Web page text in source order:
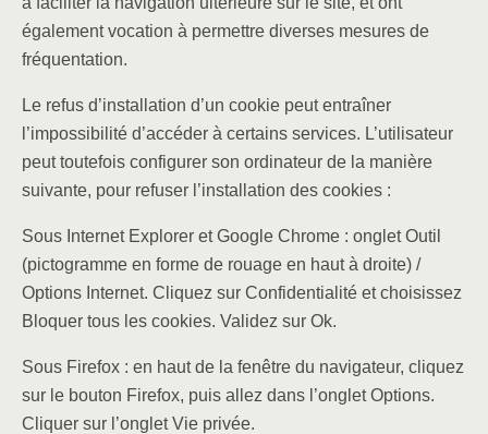
également vocation à permettre diverses mesures de
fréquentation.
Le refus d’installation d’un cookie peut entraîner
l’impossibilité d’accéder à certains services. L’utilisateur
peut toutefois configurer son ordinateur de la manière
suivante, pour refuser l’installation des cookies :
Sous Internet Explorer et Google Chrome : onglet Outil
(pictogramme en forme de rouage en haut à droite) /
Options Internet. Cliquez sur Confidentialité et choisissez
Bloquer tous les cookies. Validez sur Ok.
Sous Firefox : en haut de la fenêtre du navigateur, cliquez
sur le bouton Firefox, puis allez dans l’onglet Options.
Cliquer sur l’onglet Vie privée.